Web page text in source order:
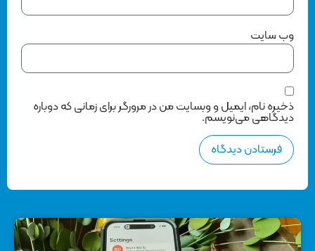
وب‌ سایت
ذخیره نام، ایمیل و وبسایت من در مرورگر برای زمانی که دوباره
دیدگاهی می‌نویسم.